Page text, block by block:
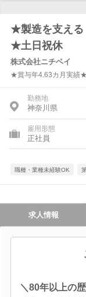
★製造を支える
★土日祝休
株式会社ニチベイ
★賞与年4.63カ月実績
勤務地
神奈川県
雇用形態
正社員
職種・業種未経験OK
求人情報
＼80年以上の